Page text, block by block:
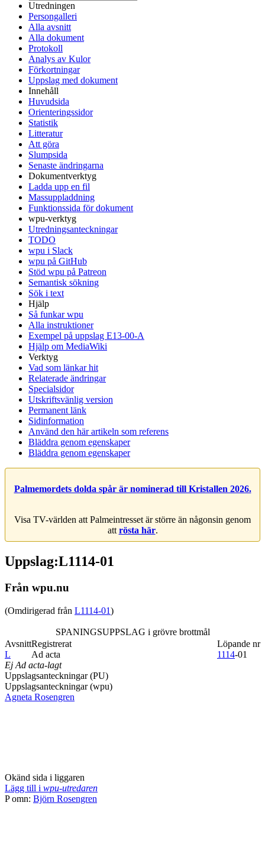
Utredningen
Persongalleri
Alla avsnitt
Alla dokument
Protokoll
Analys av Kulor
Förkortningar
Uppslag med dokument
Innehåll
Huvudsida
Orienteringssidor
Statistik
Litteratur
Att göra
Slumpsida
Senaste ändringarna
Dokumentverktyg
Ladda upp en fil
Massuppladdning
Funktionssida för dokument
wpu-verktyg
Utredningsanteckningar
TODO
wpu i Slack
wpu på GitHub
Stöd wpu på Patreon
Semantisk sökning
Sök i text
Hjälp
Så funkar wpu
Alla instruktioner
Exempel på uppslag E13-00-A
Hjälp om MediaWiki
Verktyg
Vad som länkar hit
Relaterade ändringar
Specialsidor
Utskriftsvänlig version
Permanent länk
Sidinformation
Använd den här artikeln som referens
Bläddra genom egenskaper
Bläddra genom egenskaper
Palmemordets dolda spår är nominerad till Kristallen 2026.
Visa TV-världen att Palmeintresset är större än någonsin genom
att rösta här.
Uppslag:L1114-01
Från wpu.nu
(Omdirigerad från L1114-01)
SPANINGSUPPSLAG i grövre brottmål
Avsnitt
L
Löpande nr
1114-01
Registrerat
Ad acta
Ej Ad acta-lagt
Uppslagsanteckningar (PU)
Uppslagsanteckningar (wpu)
Agneta Rosengren
Okänd sida i liggaren
Lägg till i wpu-utredaren
P omn: Björn Rosengren